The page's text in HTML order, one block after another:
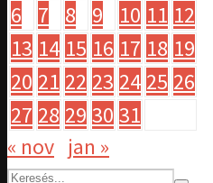
6
7 8 9 10 11 12
13 14 15 16 17 18 19
20 21 22 23 24 25 26
27 28 29 30 31
« nov jan »